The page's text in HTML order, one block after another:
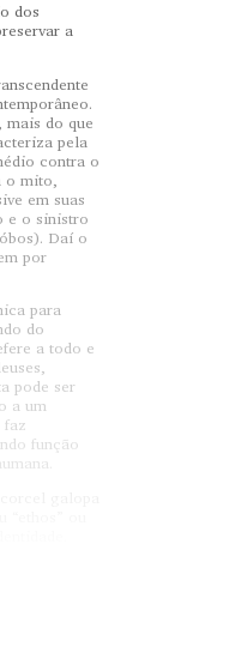
dos
a
mais do que
pela
contra o
mito,
em suas
e o sinistro
Daí o
por
para
do
a todo e
pode ser
a um
faz
função